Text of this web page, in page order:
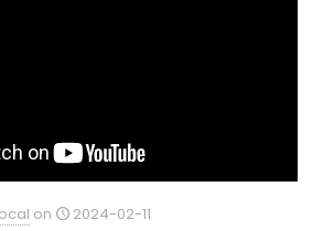
on
2024-02-11